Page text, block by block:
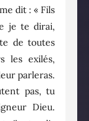
dit : « Fils
je te dirai,
de toutes
les exilés,
parleras.
pas, tu
Dieu.